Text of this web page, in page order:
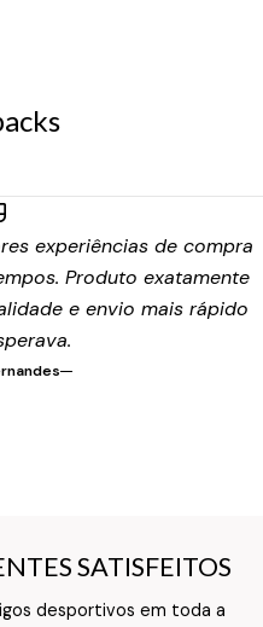
experiências de compra
Produto exatamente
e envio mais rápido
SATISFEITOS
desportivos em toda a
SATISFEITOS
de Informação